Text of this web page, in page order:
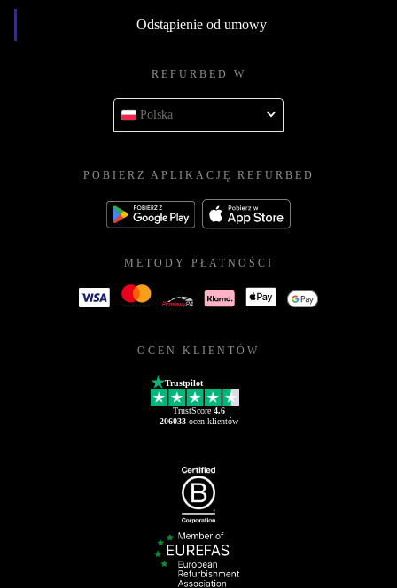
Odstąpienie od umowy
REFURBED W
Polska
POBIERZ APLIKACJĘ REFURBED
METODY PŁATNOŚCI
OCEN KLIENTÓW
Trustpilot
TrustScore 4.6
206033ocen klientów